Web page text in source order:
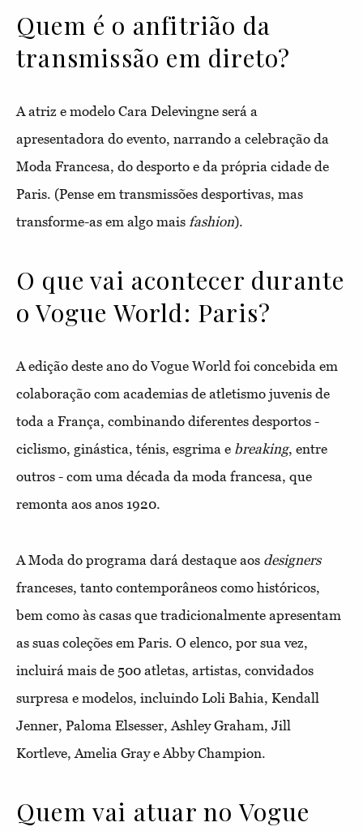
Quem é o anfitrião da
transmissão em direto?
A atriz e modelo Cara Delevingne será a
apresentadora do evento, narrando a celebração da
Moda Francesa, do desporto e da própria cidade de
Paris. (Pense em transmissões desportivas, mas
transforme-as em algo mais fashion).
O que vai acontecer durante
o Vogue World: Paris?
A edição deste ano do Vogue World foi concebida em
colaboração com academias de atletismo juvenis de
toda a França, combinando diferentes desportos -
ciclismo, ginástica, ténis, esgrima e breaking, entre
outros - com uma década da moda francesa, que
remonta aos anos 1920.
A Moda do programa dará destaque aos designers
franceses, tanto contemporâneos como históricos,
bem como às casas que tradicionalmente apresentam
as suas coleções em Paris. O elenco, por sua vez,
incluirá mais de 500 atletas, artistas, convidados
surpresa e modelos, incluindo Loli Bahia, Kendall
Jenner, Paloma Elsesser, Ashley Graham, Jill
Kortleve, Amelia Gray e Abby Champion.
Quem vai atuar no Vogue